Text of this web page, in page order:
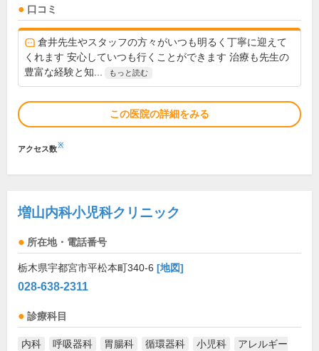
口コミ
倉井先生やスタッフの方々がいつも明るく丁寧に迎えて
くれます 安心していつも行くことができます 治療も先生の
豊富な経験と知...
もっと読む
この医院の詳細をみる
アクセス数※
増山内科小児科クリニック
所在地・電話番号
栃木県宇都宮市平松本町340-6 [地図]
028-638-2311
診療科目
内科 呼吸器科 胃腸科 循環器科 小児科
アレルギー